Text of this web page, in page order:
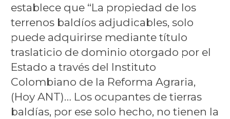
establece que “La propiedad de los
terrenos baldíos adjudicables, solo
puede adquirirse mediante título
traslaticio de dominio otorgado por el
Estado a través del Instituto
Colombiano de la Reforma Agraria,
(Hoy ANT)… Los ocupantes de tierras
baldías, por ese solo hecho, no tienen la